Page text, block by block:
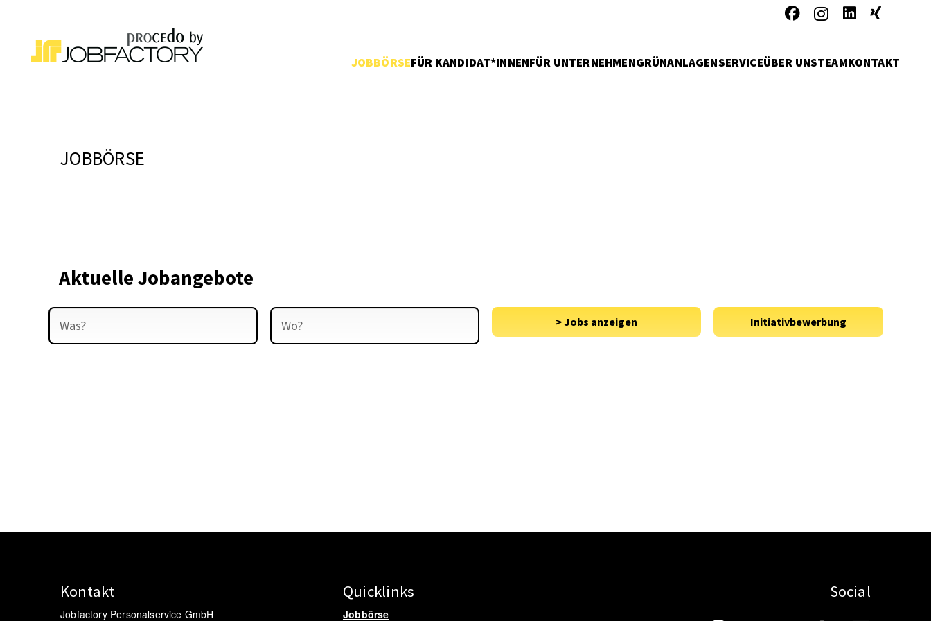
JOBBÖRSEFÜR KANDIDAT*INNENFÜR UNTERNEHMENGRÜNANLAGENSERVICEÜBER UNSTEAMKONTAKT
JOBBÖRSE
Aktuelle Jobangebote
Kontakt
Jobfactory Personalservice GmbH
Quicklinks
Jobbörse
Social